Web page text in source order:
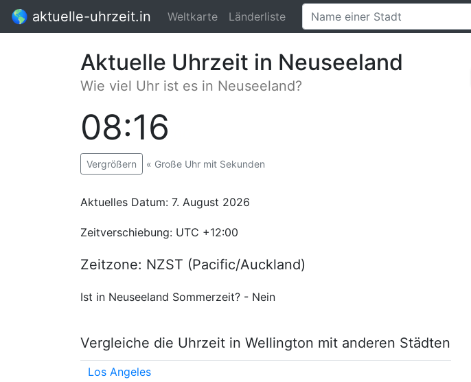
🌎 aktuelle-uhrzeit.in Weltkarte Länderliste
Aktuelle Uhrzeit in Neuseeland
Wie viel Uhr ist es in Neuseeland?
08:16
Vergrößern « Große Uhr mit Sekunden
Aktuelles Datum: 7. August 2026
Zeitverschiebung: UTC +12:00
Zeitzone: NZST (Pacific/Auckland)
Ist in Neuseeland Sommerzeit? - Nein
Vergleiche die Uhrzeit in Wellington mit anderen Städten
Los Angeles